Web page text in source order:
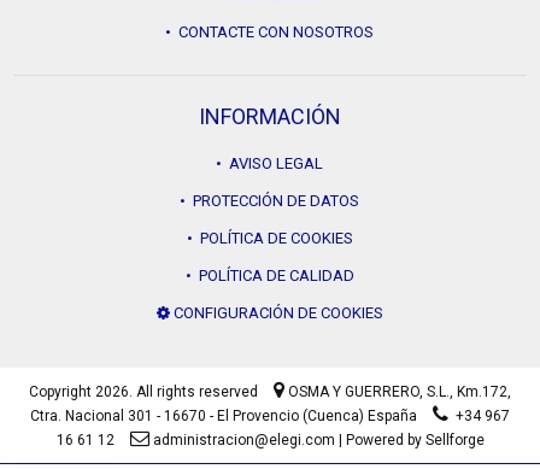
• CONTACTE CON NOSOTROS
INFORMACIÓN
• AVISO LEGAL
• PROTECCIÓN DE DATOS
• POLÍTICA DE COOKIES
• POLÍTICA DE CALIDAD
CONFIGURACIÓN DE COOKIES
Copyright 2026. All rights reserved OSMA Y GUERRERO, S.L., Km.172,
Ctra. Nacional 301 - 16670 - El Provencio (Cuenca) España
+34 967
16 61 12
administracion@elegi.com Powered by Sellforge